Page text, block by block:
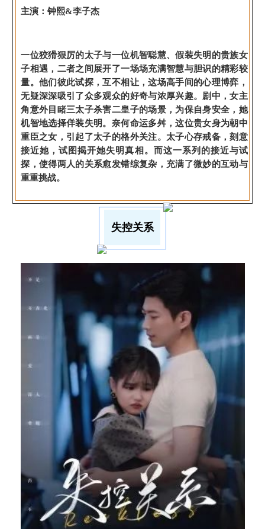
主演：钟熙&李子杰
一位狡猾狠厉的太子与一位机智聪慧、假装失明的贵族女
子相遇，二者之间展开了一场场充满智慧与胆识的精彩较
量。他们彼此试探，互不相让，这场高手间的心理博弈，
无疑深深吸引了众多观众的好奇与浓厚兴趣。剧中，女主
角意外目睹三太子杀害二皇子的场景，为保自身安全，她
机智地选择佯装失明。奈何命运多舛，这位贵女身为朝中
重臣之女，引起了太子的格外关注。太子心存戒备，刻意
接近她，试图揭开她失明真相。而这一系列的接近与试
探，使得两人的关系愈发错综复杂，充满了微妙的互动与
重重挑战。
失控关系